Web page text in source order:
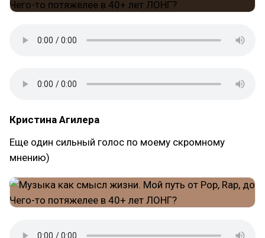
Кристина Агилера
Еще один сильный голос по моему скромному
мнению)